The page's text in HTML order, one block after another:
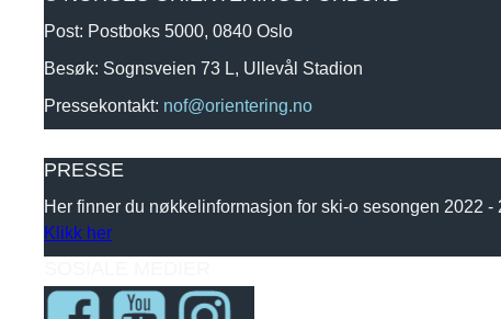
Post: Postboks 5000, 0840 Oslo
Besøk: Sognsveien 73 L, Ullevål Stadion
Pressekontakt: nof@orientering.no
PRESSE
Her finner du nøkkelinformasjon for ski-o sesongen 2022
Klikk her